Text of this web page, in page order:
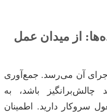
از میدان عمل
آن می‌رسد. جمع‌آوری
چالش‌برانگیز باشد، به
سروکار دارید. اطمینان